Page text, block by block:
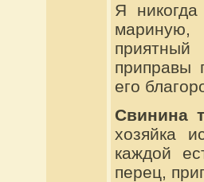
Я
мариную,
приправы
его
Свинина
хозяйка
каждой
перец,